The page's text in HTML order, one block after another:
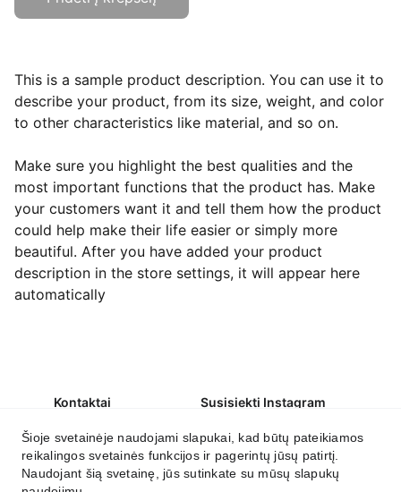
This is a sample product description. You can use it to
describe your product, from its size, weight, and color
to other characteristics like material, and so on.
Make sure you highlight the best qualities and the
most important functions that the product has. Make
your customers want it and tell them how the product
could help make their life easier or simply more
beautiful. After you have added your product
description in the store settings, it will appear here
automatically
Kontaktai
Susisiekti Instagram
Susikurkite savo namų jaukumą.
Šioje svetainėje naudojami slapukai, kad būtų pateikiamos
reikalingos svetainės funkcijos ir pagerintų jūsų patirtį.
Naudojant šią svetainę, jūs sutinkate su mūsų slapukų